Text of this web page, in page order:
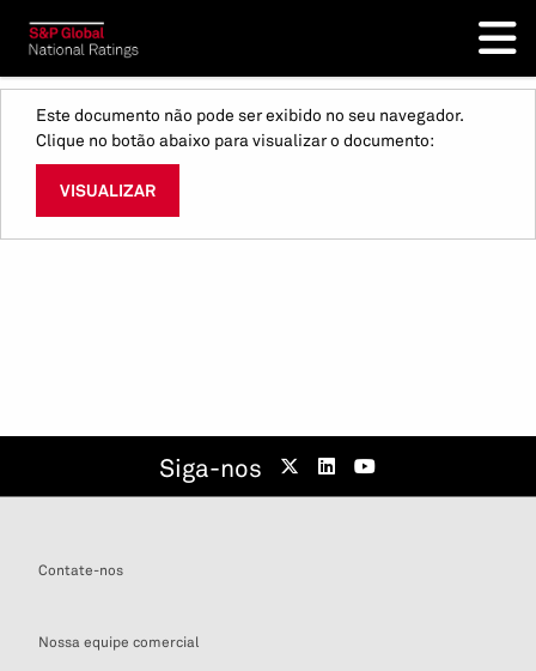
Este documento não pode ser exibido no seu navegador.
Clique no botão abaixo para visualizar o documento:
VISUALIZAR
Siga-nos
Contate-nos
Nossa equipe comercial